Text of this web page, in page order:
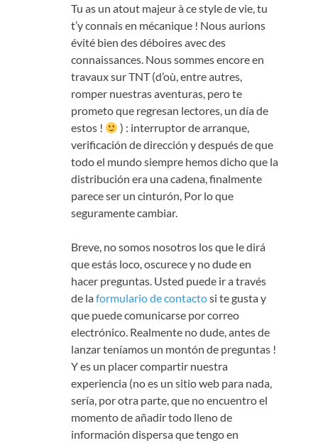
Tu as un atout majeur à ce style de vie,tu
t’y connais en mécanique ! Nous aurions
évité bien des déboires avec des
connaissances. Nous sommes encore en
travaux sur TNT(d’où,entre autres,
romper nuestras aventuras, pero te
prometo que regresan lectores, un día de
estos !
) : interruptor de arranque,
verificación de dirección y después de que
todo el mundo siempre hemos dicho que la
distribución era una cadena, finalmente
parece ser un cinturón, Por lo que
seguramente cambiar.
Breve, no somos nosotros los que le dirá
que estás loco, oscurece y no dude en
hacer preguntas. Usted puede ir a través
de laformulario de contactosi te gusta y
que puede comunicarse por correo
electrónico. Realmente no dude, antes de
lanzar teníamos un montón de preguntas !
Y es un placer compartir nuestra
experiencia (no es un sitio web para nada,
sería, por otra parte, que no encuentro el
momento de añadir todo lleno de
información dispersa que tengo en